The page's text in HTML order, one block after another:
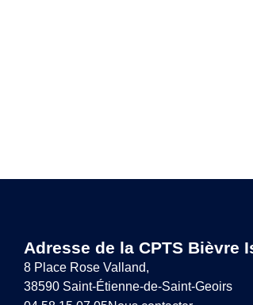
Adresse de la CPTS Bièvre
8 Place Rose Valland,
38590 Saint-Étienne-de-Saint-Geoirs